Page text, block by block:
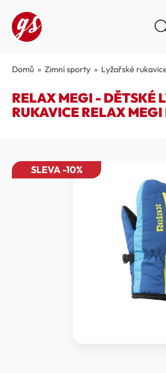
Domů » Zimní sporty » Lyžařské
RELAX MEGI - DĚTSKÉ
RUKAVICE RELAX MEGI
SLEVA -10%